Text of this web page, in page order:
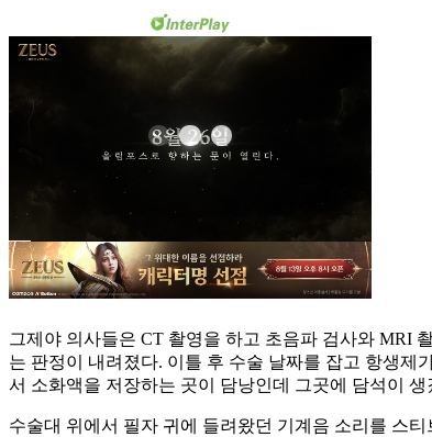
그제야 의사들은 CT 촬영을 하고 초음파 검사와 MRI
는 판정이 내려졌다. 이틀 후 수술 날짜를 잡고 항생제
서 소화액을 저장하는 곳이 담낭인데 그곳에 담석이
수술대 위에서 필자 귀에 들려왔던 기계음 소리를 스